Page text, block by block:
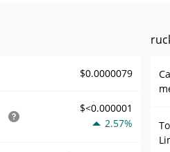
$0.0000079
$<0.000001
2.57%